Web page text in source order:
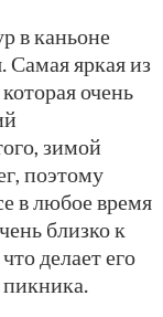
в каньоне
Самая яркая из
очень
зимой
поэтому
в любое время
близко к
делает его